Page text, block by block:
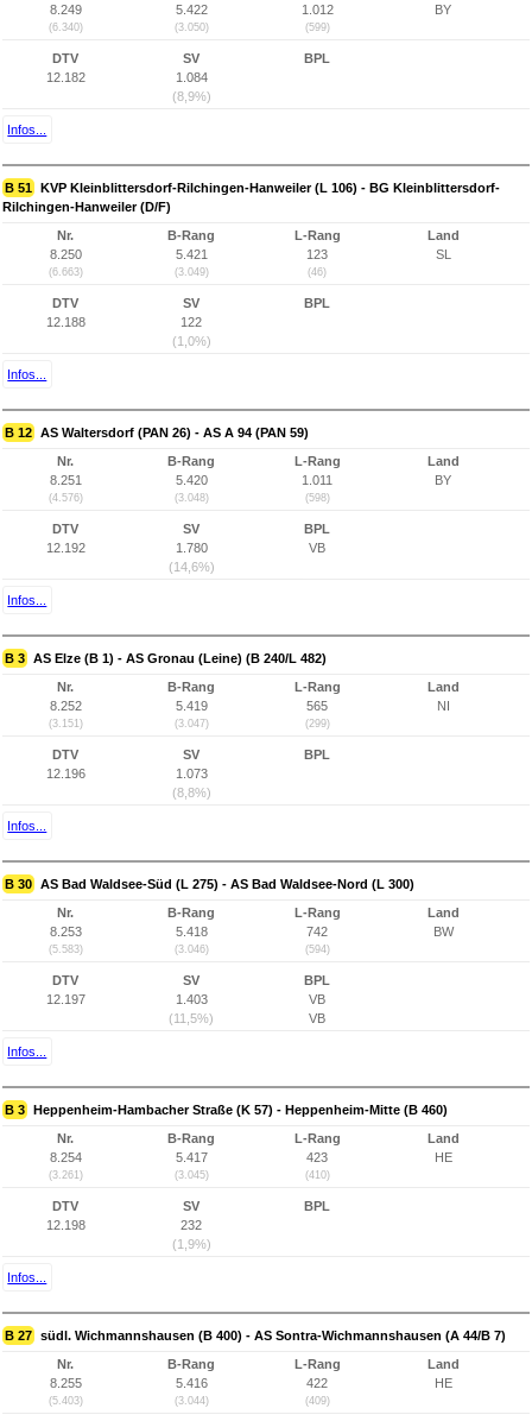
8.249
(6.340)
5.422
(3.050)
1.012
(599)
BY
DTV
12.182
SV
1.084
(8,9%)
BPL
Infos...
B 51 KVP Kleinblittersdorf-Rilchingen-Hanweiler (L 106) - BG Kleinblittersdorf-
Rilchingen-Hanweiler (D/F)
Nr.
8.250
(6.663)
B-Rang
5.421
(3.049)
L-Rang
123
(46)
Land
SL
DTV
12.188
SV
122
(1,0%)
BPL
Infos...
B 12 AS Waltersdorf (PAN 26) - AS A 94 (PAN 59)
Nr.
8.251
(4.576)
B-Rang
5.420
(3.048)
L-Rang
1.011
(598)
Land
BY
DTV
12.192
SV
1.780
(14,6%)
BPL
VB
Infos...
B 3 AS Elze (B 1) - AS Gronau (Leine) (B 240/L 482)
Nr.
8.252
(3.151)
B-Rang
5.419
(3.047)
L-Rang
565
(299)
Land
NI
DTV
12.196
SV
1.073
(8,8%)
BPL
Infos...
B 30 AS Bad Waldsee-Süd (L 275) - AS Bad Waldsee-Nord (L 300)
Nr.
8.253
(5.583)
B-Rang
5.418
(3.046)
L-Rang
742
(594)
Land
BW
DTV
12.197
SV
1.403
(11,5%)
BPL
VB
VB
Infos...
B 3 Heppenheim-Hambacher Straße (K 57) - Heppenheim-Mitte (B 460)
Nr.
8.254
(3.261)
B-Rang
5.417
(3.045)
L-Rang
423
(410)
Land
HE
DTV
12.198
SV
232
(1,9%)
BPL
Infos...
B 27 südl. Wichmannshausen (B 400) - AS Sontra-Wichmannshausen (A 44/B 7)
Nr.
8.255
(5.403)
B-Rang
5.416
(3.044)
L-Rang
422
(409)
Land
HE